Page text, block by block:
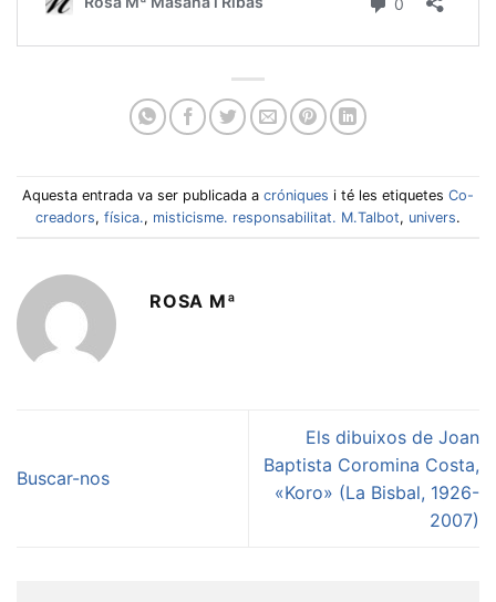
Aquesta entrada va ser publicada a cróniques i té les etiquetes Co-
creadors, física., misticisme. responsabilitat. M.Talbot, univers.
ROSA Mª
Buscar-nos
Els dibuixos de Joan
Baptista Coromina Costa,
«Koro» (La Bisbal, 1926-
2007)